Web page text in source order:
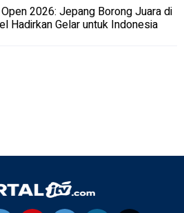
2026: Jepang Borong Juara di
Hadirkan Gelar untuk Indonesia